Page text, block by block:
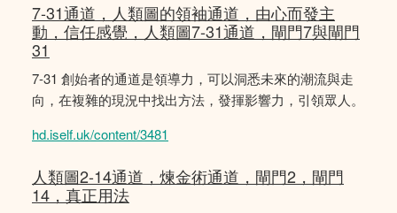
7-31通道，人類圖的領袖通道，由心而發主
動，信任感覺，人類圖7-31通道，閘門7與閘門
31
7-31 創始者的通道是領導力，可以洞悉未來的潮流與走
向，在複雜的現況中找出方法，發揮影響力，引領眾人。
hd.iself.uk/content/3481
人類圖2-14通道，煉金術通道，閘門2，閘門
14，真正用法